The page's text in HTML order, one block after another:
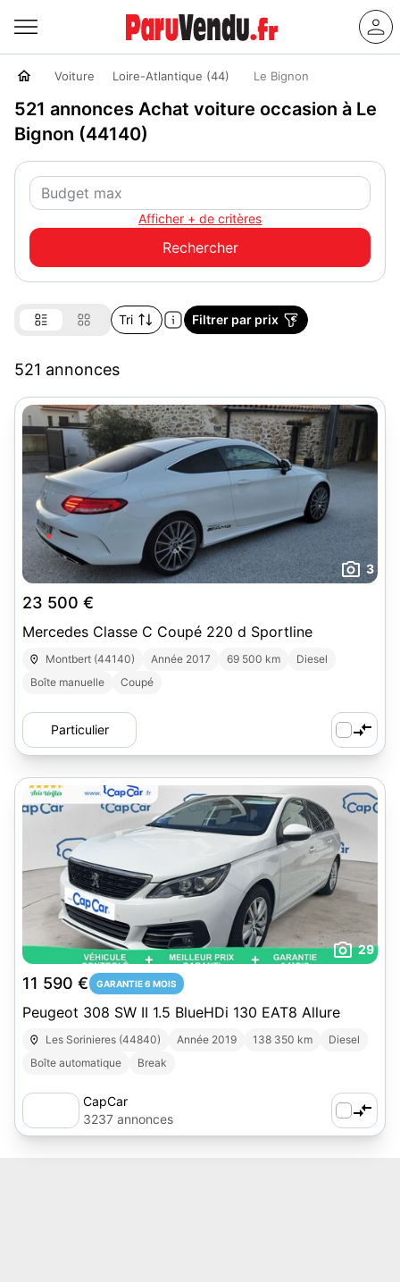
Voiture Loire-Atlantique (44) Le Bignon
521 annonces Achat voiture occasion à Le
Bignon (44140)
Afficher + de critères
Tri Filtrer par prix
521 annonces
3
23 500 €
Mercedes Classe C Coupé 220 d Sportline
Montbert (44140) Année 2017 69 500 km
Diesel
Boîte manuelle
Coupé
Particulier
29
11 590 € GARANTIE 6 MOIS
Peugeot 308 SW II 1.5 BlueHDi 130 EAT8 Allure
Les Sorinieres (44840) Année 2019 138 350 km
Diesel
Boîte automatique
Break
CapCar
3237 annonces